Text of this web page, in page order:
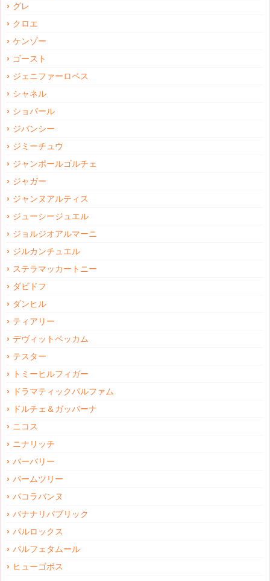
グレ
クロエ
ケンゾー
ゴースト
ジェニファーロペス
シャネル
ショパール
ジバンシー
ジミーチュウ
ジャンポールゴルチェ
ジャガー
ジャンヌアルティス
ジューシージュエル
ジョルジオアルマーニ
ジルカンチュエル
ステラマッカートニー
ダビドフ
ダンヒル
ティアリー
デヴィットベッカム
テスター
トミーヒルフィガー
ドラマティックパルファム
ドルチェ＆ガッバーナ
ニコス
ニナリッチ
バーバリー
パームツリー
パコラバンヌ
バナナリパブリック
パルロックス
パルフェタムール
ヒューゴボス